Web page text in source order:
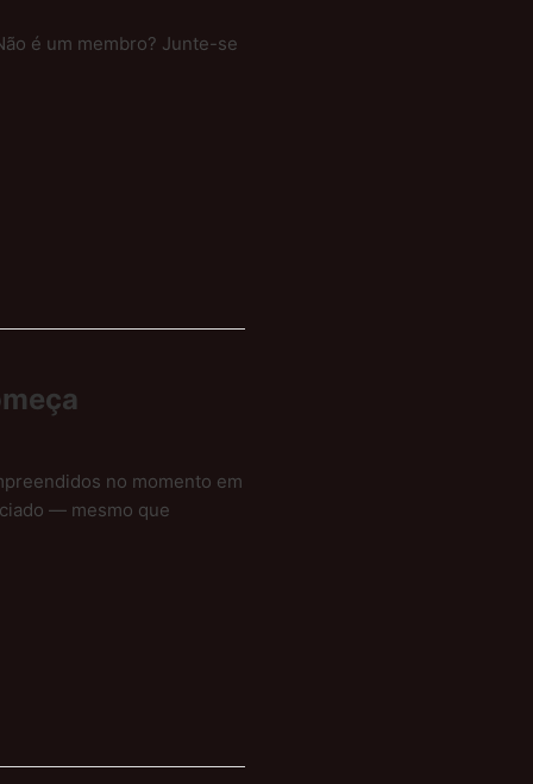
é um membro? Junte-se
no momento em
— mesmo que